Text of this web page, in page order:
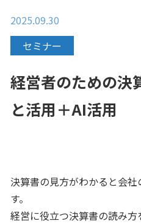
2025.09.30
セミナー
経営者のための決
と活用＋AI活用
決算書の見方がわかると会
す。
経営に役立つ決算書の読み